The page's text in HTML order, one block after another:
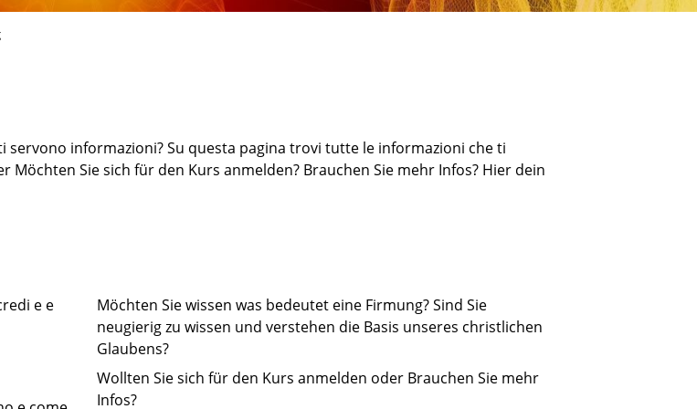
servono informazioni? Su questa pagina trovi tutte le informazioni che ti
Sie sich für den Kurs anmelden? Brauchen Sie mehr Infos? Hier dein
e e
Möchten Sie wissen was bedeutet eine Firmung? Sind Sie
neugierig zu wissen und verstehen die Basis unseres christlichen
Glaubens?
Wollten Sie sich für den Kurs anmelden oder Brauchen Sie mehr
Infos?